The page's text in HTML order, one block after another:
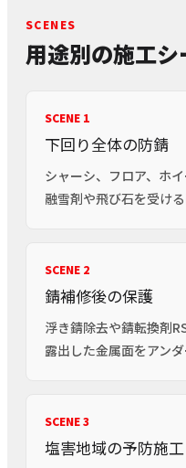
SCENES
用途別の施工シ
SCENE 1
下回り全体の防錆
シャーシ、フロア、ホイ
融雪剤や飛び石を受け
SCENE 2
錆補修後の保護
浮き錆除去や錆転換剤
露出した金属面をアン
SCENE 3
塩害地域の予防施工